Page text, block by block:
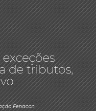
de tributos,
Fenacon